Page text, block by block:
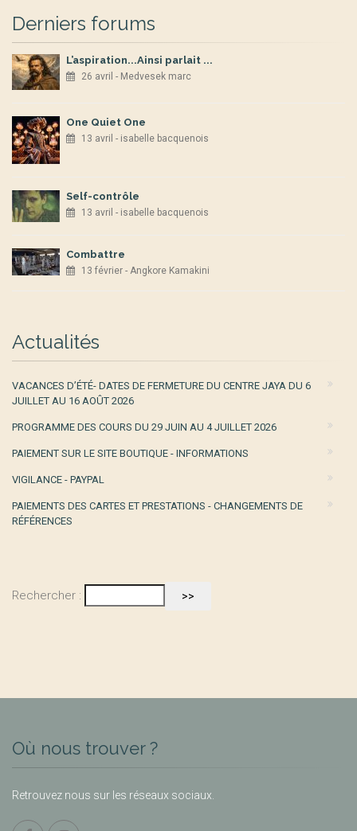
Derniers forums
L’aspiration...Ainsi parlait ...
26 avril - Medvesek marc
One Quiet One
13 avril - isabelle bacquenois
Self-contrôle
13 avril - isabelle bacquenois
Combattre
13 février - Angkore Kamakini
Actualités
VACANCES D’ÉTÉ- DATES DE FERMETURE DU CENTRE JAYA DU 6
JUILLET AU 16 AOÛT 2026
PROGRAMME DES COURS DU 29 JUIN AU 4 JUILLET 2026
PAIEMENT SUR LE SITE BOUTIQUE - INFORMATIONS
VIGILANCE - PAYPAL
PAIEMENTS DES CARTES ET PRESTATIONS - CHANGEMENTS DE
RÉFÉRENCES
Rechercher :
Où nous trouver ?
Retrouvez nous sur les réseaux sociaux.